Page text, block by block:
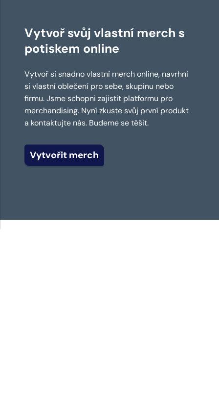
Vytvoř svůj vlastní merch s
potiskem online
Vytvoř si snadno vlastní merch online, navrhni
si vlastní oblečení pro sebe, skupinu nebo
firmu. Jsme schopni zajistit platformu pro
merchandising. Nyní zkuste svůj první produkt
a kontaktujte nás. Budeme se těšit.
Vytvořit merch